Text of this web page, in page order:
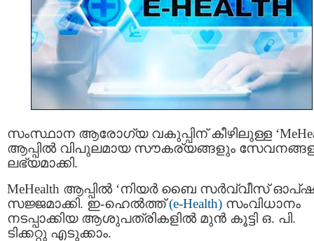
സംസ്ഥാന ആരോഗ്യ വകുപ്പിന് കീഴിലുള്ള
ആപ്പിൽ വിപുലമായ സൗകര്യങ്ങളും
ലഭ്യമാക്കി.
MeHealth ആപ്പിൽ ‘നിയർ ബൈ സർവ്വീസ്
സജ്ജമാക്കി. ഇ-ഹെൽത്ത്(e-Health) സംവിധാനം
നടപ്പാക്കിയ ആശുപത്രികളിൽ മുൻ കൂട്ടി ഒ. പി.
ടിക്കറ്റു എടുക്കാം.